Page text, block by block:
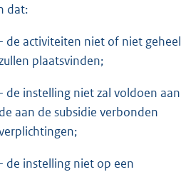
dat:
- de activiteiten niet of niet geheel
plaatsvinden;
- de instelling niet zal voldoen aan
de aan de subsidie verbonden
- de instelling niet op een